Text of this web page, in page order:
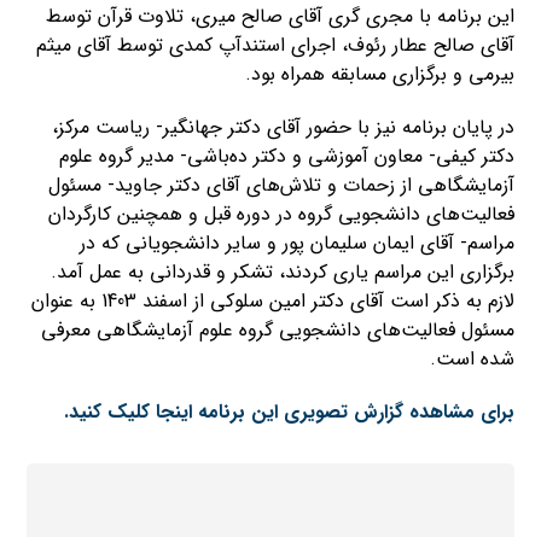
این برنامه با مجری گری آقای صالح میری، تلاوت قرآن توسط
آقای صالح عطار رئوف، اجرای استندآپ کمدی توسط آقای میثم
بیرمی و برگزاری مسابقه همراه بود.
در پایان برنامه نیز با حضور آقای دکتر جهانگیر- ریاست مرکز،
دکتر کیفی- معاون آموزشی و دکتر ‌ده‌باشی- مدیر گروه علوم
آزمایشگاهی از زحمات و تلاش‌های آقای دکتر جاوید- مسئول
فعالیت‌های دانشجویی گروه در دوره قبل و همچنین کارگردان
مراسم- آقای ایمان سلیمان پور و سایر دانشجویانی که در
برگزاری این مراسم یاری کردند، تشکر و قدردانی به عمل آمد.
لازم به ذکر است آقای دکتر امین سلوکی از اسفند 1403 به عنوان
مسئول فعالیت‌های دانشجویی گروه علوم آزمایشگاهی معرفی
شده است.
برای مشاهده گزارش تصویری این برنامه اینجا کلیک کنید.